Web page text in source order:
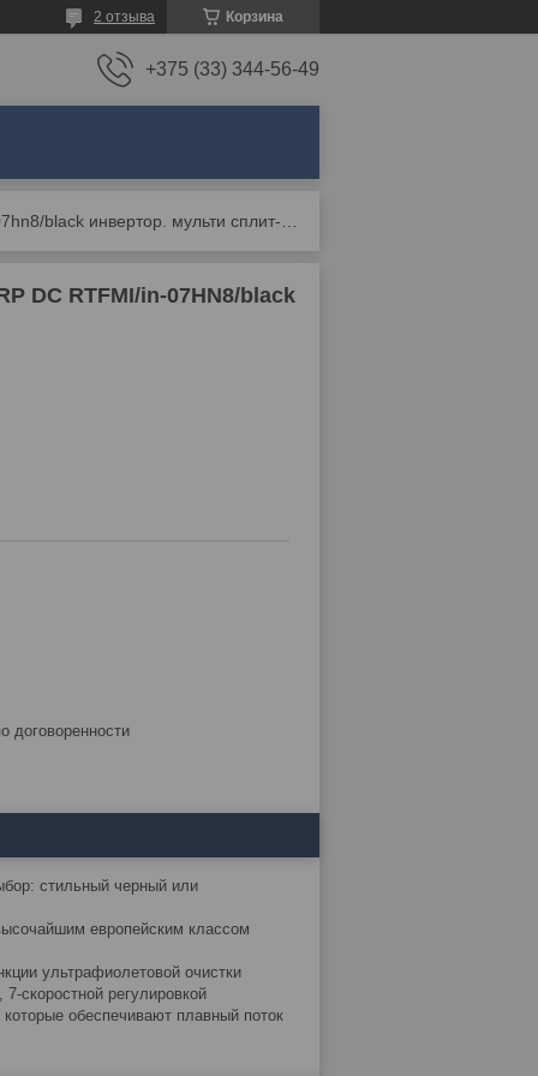
Корзина
2 отзыва
+375 (33) 344-56-49
DC RTFMI/in-07HN8/black
договоренности
стильный черный или
европейским классом
ультрафиолетовой очистки
скоростной регулировкой
обеспечивают плавный поток